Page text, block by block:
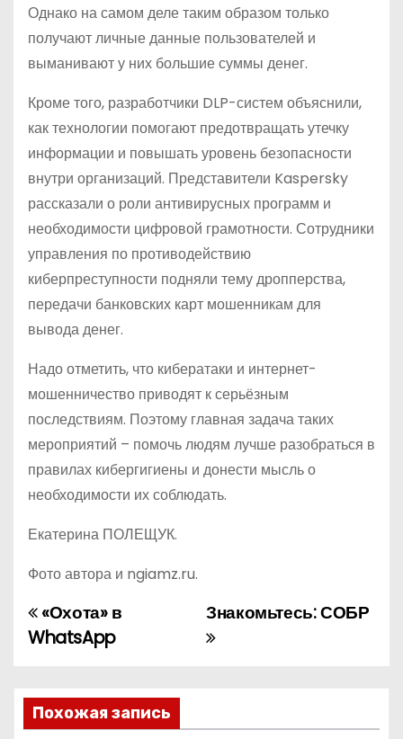
Однако на самом деле таким образом только
получают личные данные пользователей и
выманивают у них большие суммы денег.
Кроме того, разработчики DLP-систем объяснили,
как технологии помогают предотвращать утечку
информации и повышать уровень безопасности
внутри организаций. Представители Kaspersky
рассказали о роли антивирусных программ и
необходимости цифровой грамотности. Сотрудники
управления по противодействию
киберпреступности подняли тему дропперства,
передачи банковских карт мошенникам для
вывода денег.
Надо отметить, что кибератаки и интернет-
мошенничество приводят к серьёзным
последствиям. Поэтому главная задача таких
мероприятий – помочь людям лучше разобраться в
правилах кибергигиены и донести мысль о
необходимости их соблюдать.
Екатерина ПОЛЕЩУК.
Фото автора и ngiamz.ru.
Н
в
Знакомьтесь: СОБР
«Охота» в
WhatsApp
Похожая запись